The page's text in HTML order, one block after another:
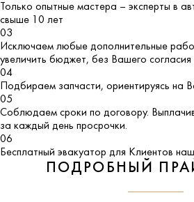
Только опытные мастера – эксперты в
свыше 10 лет
03
Исключаем любые дополнительные
увеличить бюджет, без Вашего согласия
04
Подбираем запчасти, ориентируясь на
05
Соблюдаем сроки по договору.
за каждый день просрочки.
06
Бесплатный эвакуатор для Клиентов
ПОДРОБНЫЙ